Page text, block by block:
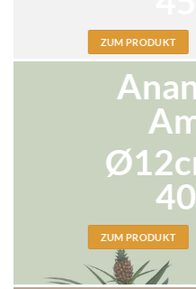
ZUM PRODUKT
ZUM PRODUKT